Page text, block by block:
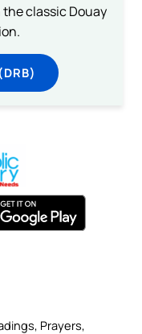
the classic Douay
Prayers,